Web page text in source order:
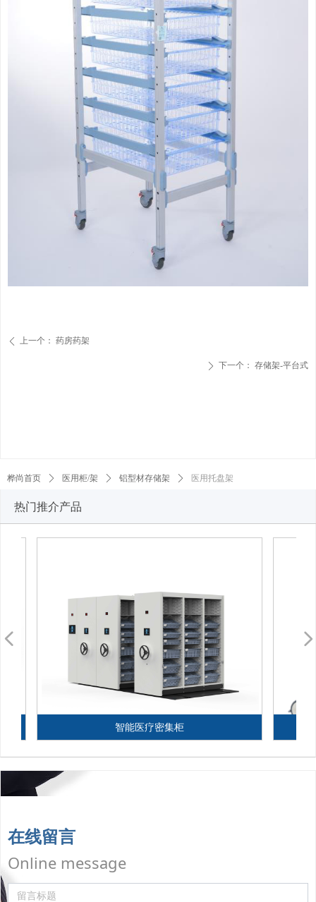
桦尚首页 ꄲ 医用柜/架 ꄲ 铝型材存储架 ꄲ 医用托盘架
ꄴ 上一个： 药房药架
ꄲ 下一个： 存储架-平台式
热门推介产品
智能医疗密集柜
넳 넲
在线留言
Online message